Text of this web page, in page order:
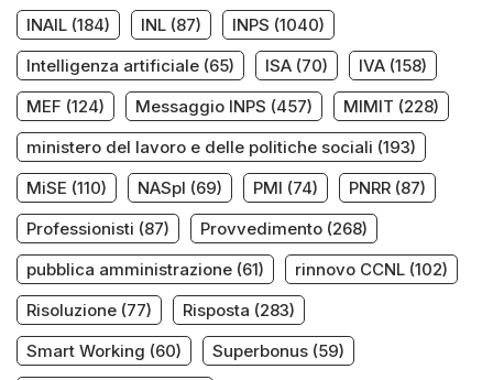
INAIL (184) INL (87) INPS (1040)
Intelligenza artificiale (65) ISA (70) IVA (158)
MEF (124) Messaggio INPS (457) MIMIT (228)
ministero del lavoro e delle politiche sociali (193)
MiSE (110) NASpI (69) PMI (74) PNRR (87)
Professionisti (87) Provvedimento (268)
pubblica amministrazione (61) rinnovo CCNL (102)
Risoluzione (77) Risposta (283)
Smart Working (60) Superbonus (59)